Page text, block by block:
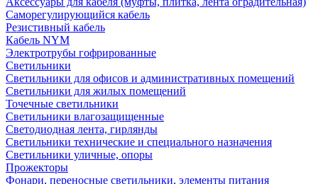
Саморегулирующийся кабель
Резистивный кабель
Кабель NYM
Электротрубы гофрированные
Светильники
Светильники для офисов и административных помещений
Светильники для жилых помещений
Точечные светильники
Светильники влагозащищенные
Светодиодная лента, гирлянды
Светильники технические и специального назначения
Светильники уличные, опоры
Прожекторы
Фонари, переносные светильники, элементы питания